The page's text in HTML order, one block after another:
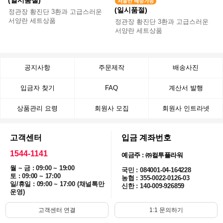
정관장 황진단 3환과 고급스러운
서양란 세트상품
(일시품절)
정관장 황진단 3환과 고급스러운
서양란 세트상품
공지사항 주문제작 배송사진
입금자 찾기 FAQ 계산서 발행
상품관리 요령 회원사 모집 회원사 인트라넷
고객센터
1544-1141
월 ~ 금 : 09:00 ~ 19:00
토 : 09:00 ~ 17:00
일/휴일 : 09:00 ~ 17:00 (채널톡만
운영)
입금 계좌번호
예금주 : ㈜컬투플라워
국민 : 084001-04-164228
농협 : 355-0022-0126-03
신한 : 140-009-926859
고객센터 연결 1:1 문의하기